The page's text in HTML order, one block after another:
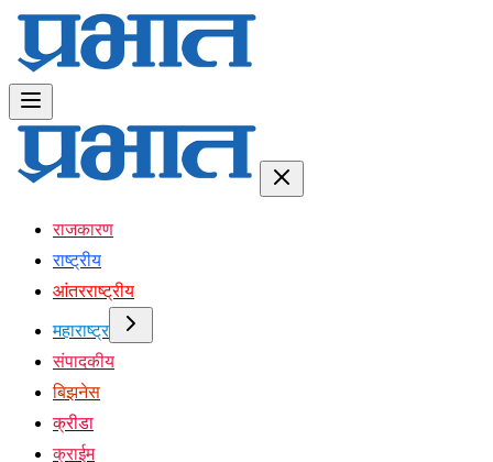
राजकारण
राष्ट्रीय
आंतरराष्ट्रीय
महाराष्ट्र
संपादकीय
बिझनेस
क्रीडा
क्राईम